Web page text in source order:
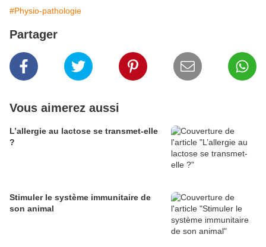
#Physio-pathologie
Partager
Vous aimerez aussi
L’allergie au lactose se transmet-elle
?
Stimuler le système immunitaire de
son animal